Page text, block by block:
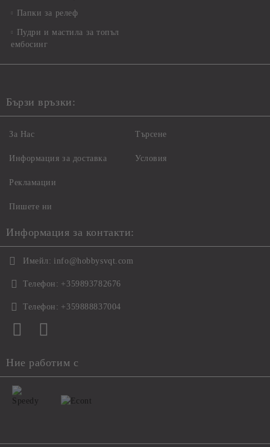
Папки за релеф
Пудри и мастила за топъл
ембосинг
Бързи връзки:
За Нас
Информация за доставка
Рекламации
Пишете ни
Търсене
Условия
Информация за контакти:
Имейл: info@hobbysvqt.com
Телефон: +359893782676
Телефон: +359888837004
Ние работим с